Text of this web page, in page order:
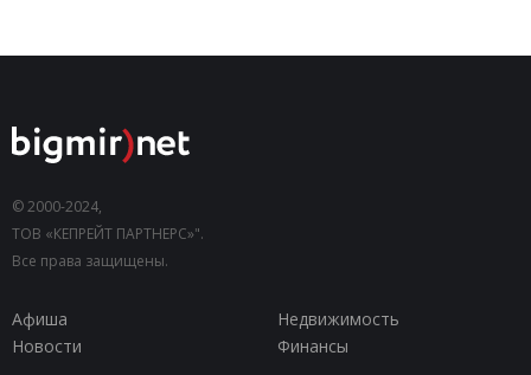
© 2000-2024,
ТОВ «КЕПРЕЙТ ПАРТНЕРС»".
Все права защищены.
Афиша
Недвижимость
Новости
Финансы